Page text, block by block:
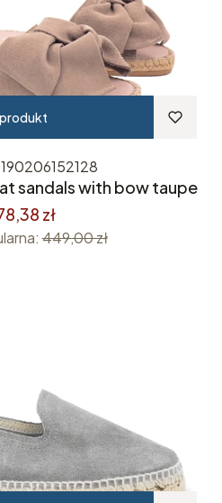
sandals with bow taupe
zł
449,00 zł